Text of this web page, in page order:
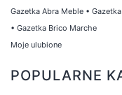
Gazetka Abra Meble •
• Gazetka Brico Marche
Moje ulubione
POPULARNE